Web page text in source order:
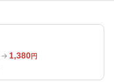
1,380円